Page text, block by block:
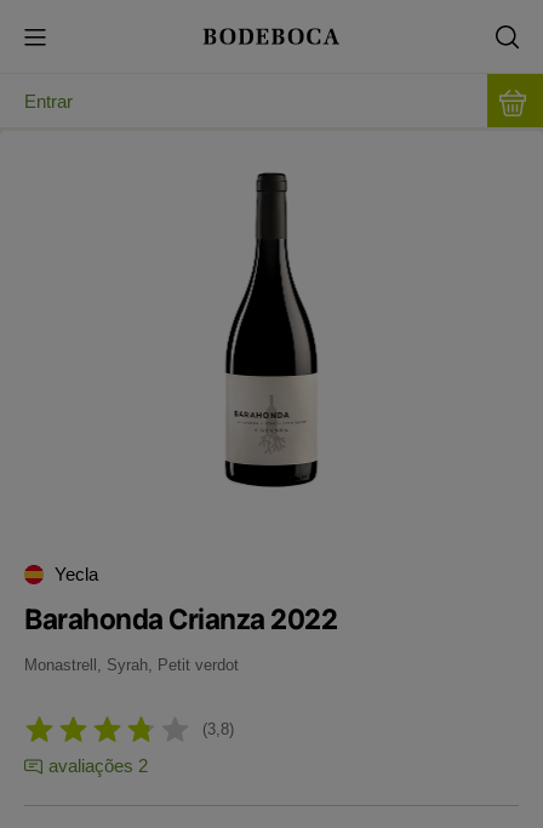
Entrar
Yecla
Barahonda Crianza 2022
Monastrell, Syrah, Petit verdot
3,8
avaliações 2